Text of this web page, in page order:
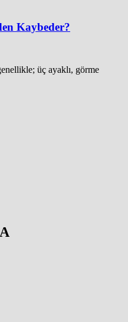
Kaybeder?
üç ayaklı, görme